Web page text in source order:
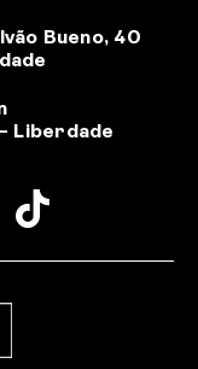
Bueno, 40
Liberdade